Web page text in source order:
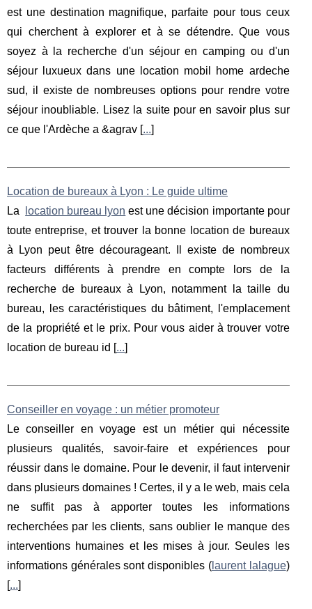
est une destination magnifique, parfaite pour tous ceux
qui cherchent à explorer et à se détendre. Que vous
soyez à la recherche d'un séjour en camping ou d'un
séjour luxueux dans une location mobil home ardeche
sud, il existe de nombreuses options pour rendre votre
séjour inoubliable. Lisez la suite pour en savoir plus sur
ce que l'Ardèche a &agrav [...]
Location de bureaux à Lyon : Le guide ultime
La
location bureau lyon est une décision importante pour
toute entreprise, et trouver la bonne location de bureaux
à Lyon peut être décourageant. Il existe de nombreux
facteurs différents à prendre en compte lors de la
recherche de bureaux à Lyon, notamment la taille du
bureau, les caractéristiques du bâtiment, l'emplacement
de la propriété et le prix. Pour vous aider à trouver votre
location de bureau id [...]
Conseiller en voyage : un métier promoteur
Le conseiller en voyage est un métier qui nécessite
plusieurs qualités, savoir-faire et expériences pour
réussir dans le domaine. Pour le devenir, il faut intervenir
dans plusieurs domaines ! Certes, il y a le web, mais cela
ne suffit pas à apporter toutes les informations
recherchées par les clients, sans oublier le manque des
interventions humaines et les mises à jour. Seules les
informations générales sont disponibles (laurent lalague)
[...]